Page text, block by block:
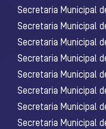
Secretaria Municipal
Secretaria Municipal
Secretaria Municipal
Secretaria Municipal
Secretaria Municipal
Secretaria Municipal
Secretaria Municipal
Secretaria Municipal